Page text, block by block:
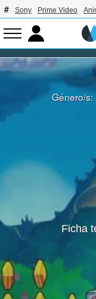
Sony Prime Video
Género/s:
Ficha